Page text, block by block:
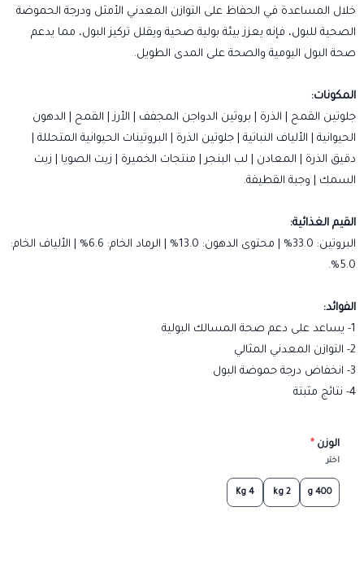
خلال المساعدة في الحفاظ على التوازن المعدني الأمثل ودرجة الحموضة
الصحية للبول، فإنه يعزز بيئة بولية صحية ويقلل تركيز البول، مما يدعم
صحة البول اليومية والصحة على المدى الطويل.
المكونات:
جلوتين القمح | الذرة | بروتين الدواجن المجفف | الأرز | القمح | الدهون
الحيوانية | الألياف النباتية | جلوتين الذرة | البروتينات الحيوانية المتحللة |
دقيق الذرة | المعادن | لب البنجر | منتجات الخميرة | زيت الصويا | زيت
السمك | وجبة القطيفة.
القيم الغذائية:
البروتين: 33.0% | محتوى الدهون: 13.0% | الرماد الخام: 6.6% | الألياف الخام:
5.0%.
الفوائد:
1- يساعد على دعم صحة المسالك البولية
2- التوازن المعدني المثالي
3- انخفاض درجة حموضة البول
4- نتائج مثبتة
الوزن *
اختر
400 g
2 kg
4 Kg